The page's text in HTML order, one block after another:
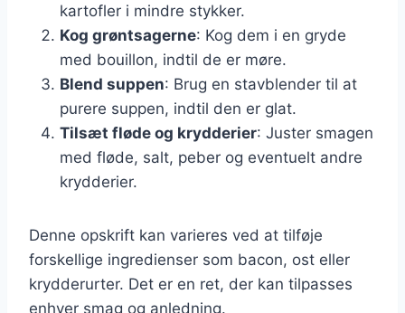
kartofler i mindre stykker.
Kog grøntsagerne: Kog dem i en gryde
med bouillon, indtil de er møre.
Blend suppen: Brug en stavblender til at
purere suppen, indtil den er glat.
Tilsæt fløde og krydderier: Juster smagen
med fløde, salt, peber og eventuelt andre
krydderier.
Denne opskrift kan varieres ved at tilføje
forskellige ingredienser som bacon, ost eller
krydderurter. Det er en ret, der kan tilpasses
enhver smag og anledning.